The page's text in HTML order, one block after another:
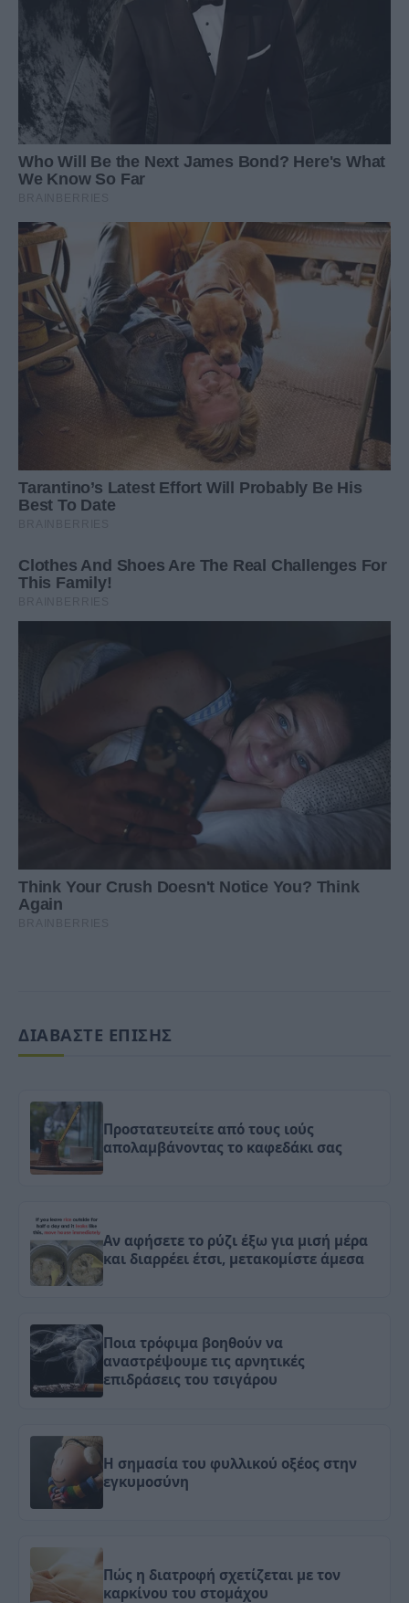
ΔΙΑΒΑΣΤΕ ΕΠΙΣΗΣ
Προστατευτείτε από τους ιούς
απολαμβάνοντας το καφεδάκι σας
Αν αφήσετε το ρύζι έξω για μισή μέρα
και διαρρέει έτσι, μετακομίστε άμεσα
Ποια τρόφιμα βοηθούν να
αναστρέψουμε τις αρνητικές
επιδράσεις του τσιγάρου
Η σημασία του φυλλικού οξέος στην
εγκυμοσύνη
Πώς η διατροφή σχετίζεται με τον
καρκίνου του στομάχου